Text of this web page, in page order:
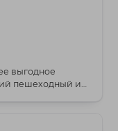
выгодное
пешеходный и